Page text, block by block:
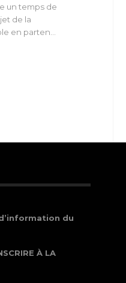
un temps de
de la
en parten…
du
À LA